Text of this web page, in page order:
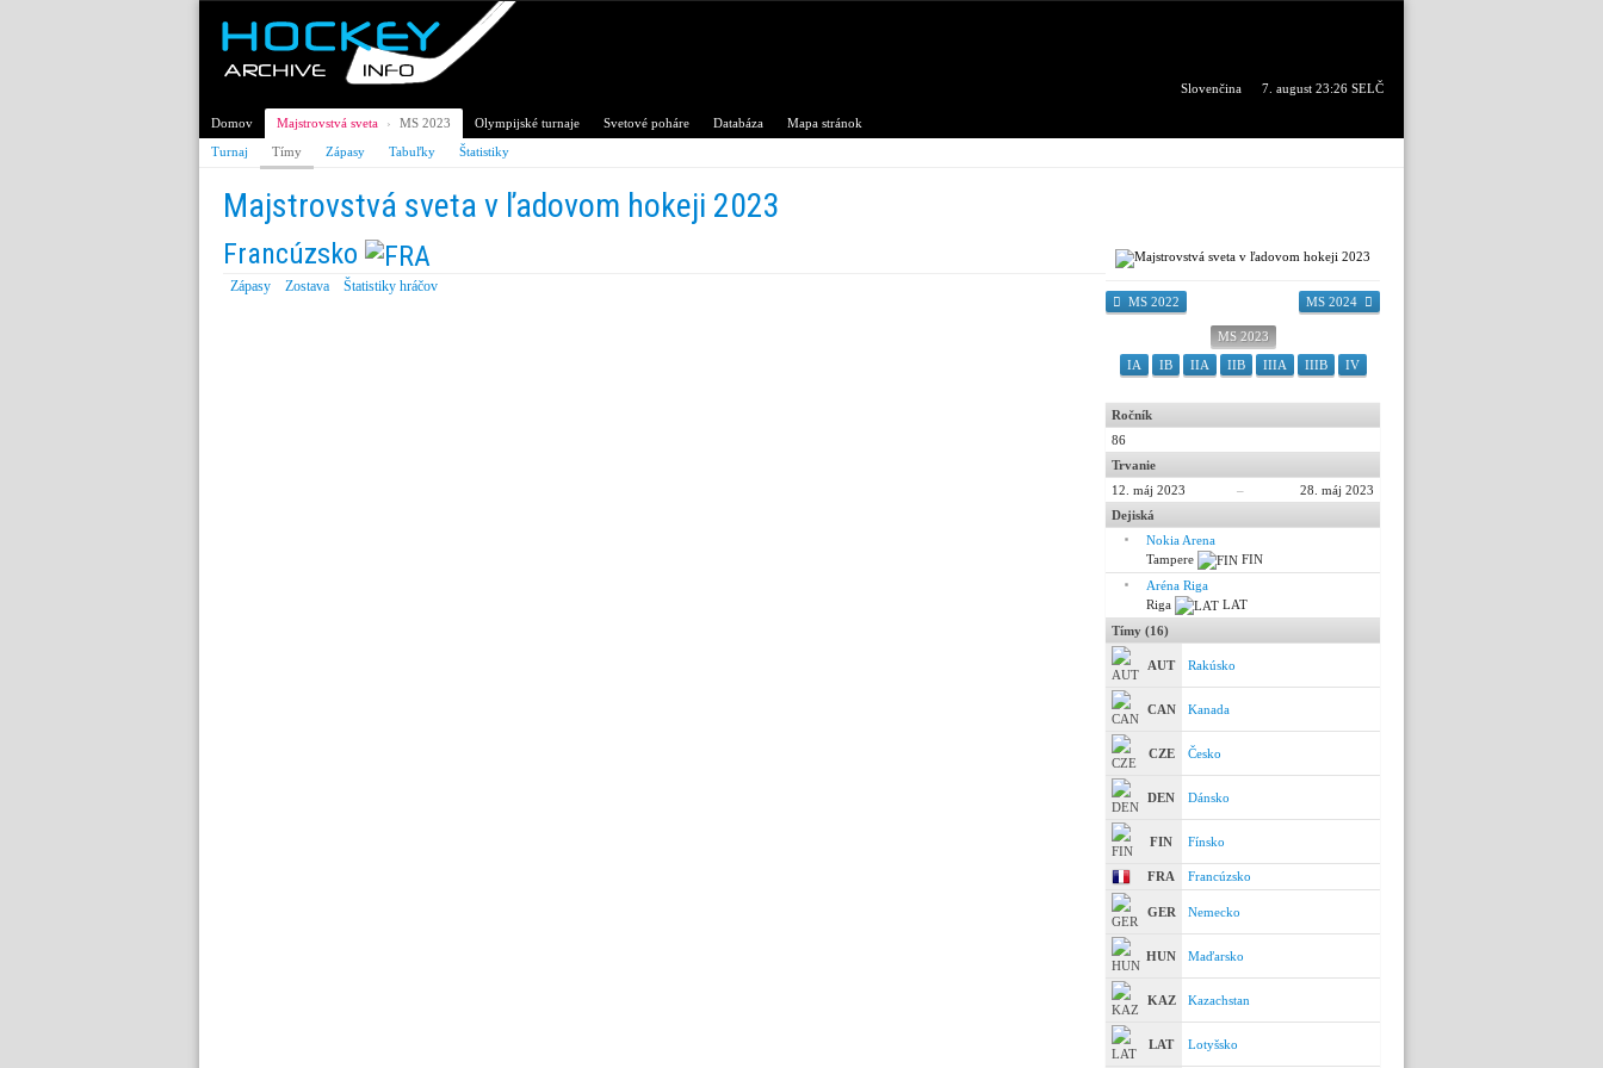
Slovenčina 7. august 23:26 SELČ
Domov Majstrovstvá sveta › MS 2023 Olympijské turnaje Svetové poháre Databáza
Mapa stránok
Turnaj
Tímy Zápasy Tabuľky Štatistiky
Majstrovstvá sveta v ľadovom hokeji 2023
Francúzsko
Zápasy Zostava Štatistiky hráčov
MS 2022 MS 2024
MS 2023
IA
IB IIA IIB IIIA IIIB IV
Ročník
86
Trvanie
12. máj 2023
–
28. máj 2023
Dejiská
Nokia Arena
Tampere
FIN
Aréna Riga
Riga
LAT
Tímy (16)
AUT Rakúsko
CAN Kanada
CZE Česko
DEN Dánsko
FIN Fínsko
FRA Francúzsko
GER Nemecko
HUN Maďarsko
KAZ Kazachstan
LAT Lotyšsko